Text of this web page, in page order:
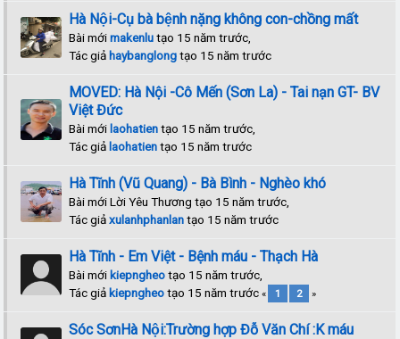
Hà Nội-Cụ bà bệnh nặng không con-chồng mất
Bài mớimakenlutạo 15 năm trước,
Tác giả haybanglongtạo 15 năm trước
MOVED: Hà Nội -Cô Mến (Sơn La) - Tai nạn GT- BV
Việt Đức
Bài mới laohatientạo 15 năm trước,
Tác giả laohatientạo 15 năm trước
Hà Tĩnh (Vũ Quang) - Bà Bình - Nghèo khó
Bài mới Lời Yêu Thương tạo 15 năm trước,
Tác giảxulanhphanlantạo 15 năm trước
Hà Tĩnh - Em Việt - Bệnh máu - Thạch Hà
Bài mới kiepngheotạo 15 năm trước,
Tác giả kiepngheotạo 15 năm trước« 1 2 »
Sóc SơnHà Nội:Trường hợp Đỗ Văn Chí :K máu